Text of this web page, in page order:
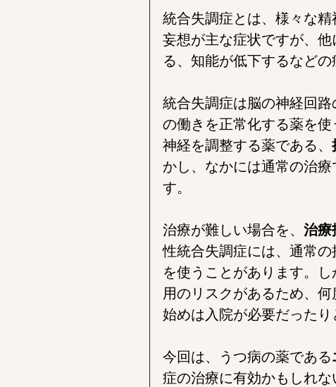
統合失調症とは、様々な
妄想が主な症状ですが、
る、知能が低下するなどの
統合失調症は脳の神経回
の働きを正常化する薬を
神経を調整する薬である、
かし、なかには通常の治
す。
治療が難しい場合を、 治療
性統合失調症には、通常
を使うことがあります。
用のリスクがあるため、
始めは入院が必要だったり
今回は、うつ病の薬である
症の治療に有効かもしれ